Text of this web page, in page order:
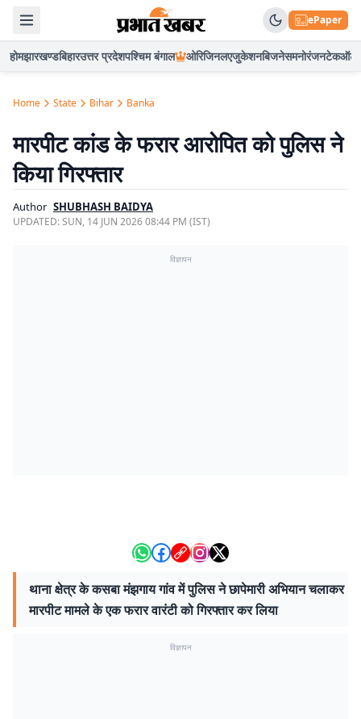
ePaper
होमझारखण्डबिहारउत्तर प्रदेशपश्चिम बंगाल ओरिजिनलएजुकेशनबिजनेसमनोरंजनटेकऑटो
Home State Bihar Banka
मारपीट कांड के फरार आरोपित को पुलिस ने
किया गिरफ्तार
Author SHUBHASH BAIDYA
UPDATED:SUN, 14 JUN 2026 08:44 PM (IST)
विज्ञापन
थाना क्षेत्र के कसबा मंझगाय गांव में पुलिस ने छापेमारी अभियान चलाकर
मारपीट मामले के एक फरार वारंटी को गिरफ्तार कर लिया
विज्ञापन